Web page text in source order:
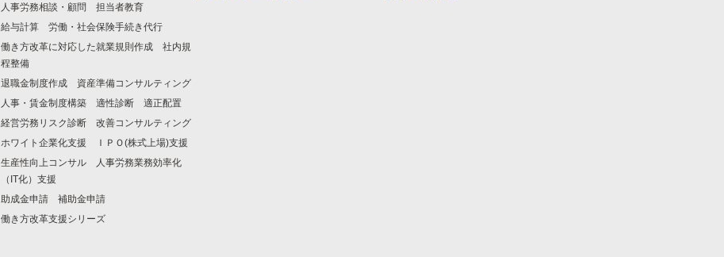
人事労務相談・顧問 担当者教育
給与計算 労働・社会保険手続き代行
働き方改革に対応した就業規則作成 社内規
程整備
退職金制度作成 資産準備コンサルティング
人事・賃金制度構築 適性診断 適正配置
経営労務リスク診断 改善コンサルティング
ホワイト企業化支援 ＩＰＯ(株式上場)支援
生産性向上コンサル 人事労務業務効率化
（IT化）支援
助成金申請 補助金申請
働き方改革支援シリーズ